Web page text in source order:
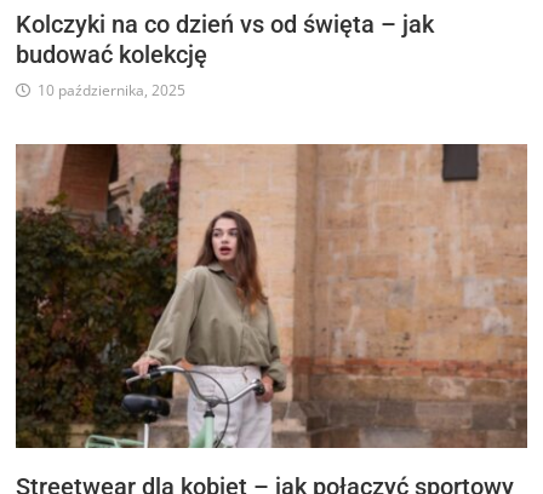
Kolczyki na co dzień vs od święta – jak
budować kolekcję
10 października, 2025
Streetwear dla kobiet – jak połączyć sportowy